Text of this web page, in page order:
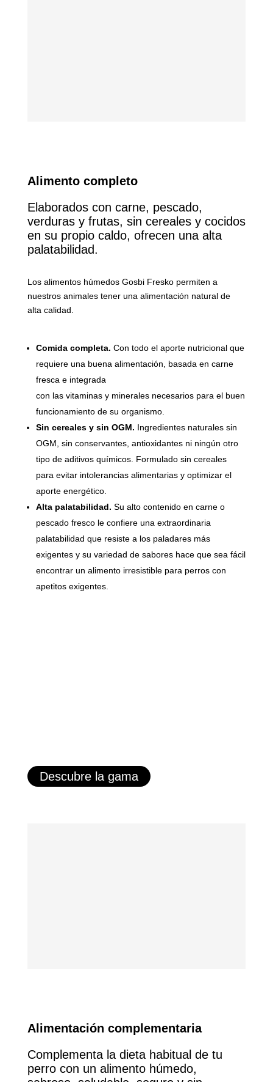
Alimento completo
Elaborados con carne, pescado,
verduras y frutas, sin cereales y cocidos
en su propio caldo, ofrecen una alta
palatabilidad.
Los alimentos húmedos Gosbi Fresko permiten a
nuestros animales tener una alimentación natural de
alta calidad.
Comida completa. Con todo el aporte nutricional que
requiere una buena alimentación, basada en carne
fresca e integrada
con las vitaminas y minerales necesarios para el buen
funcionamiento de su organismo.
Sin cereales y sin OGM. Ingredientes naturales sin
OGM, sin conservantes, antioxidantes ni ningún otro
tipo de aditivos químicos. Formulado sin cereales
para evitar intolerancias alimentarias y optimizar el
aporte energético.
Alta palatabilidad. Su alto contenido en carne o
pescado fresco le confiere una extraordinaria
palatabilidad que resiste a los paladares más
exigentes y su variedad de sabores hace que sea fácil
encontrar un alimento irresistible para perros con
apetitos exigentes.
Descubre la gama
Alimentación complementaria
Complementa la dieta habitual de tu
perro con un alimento húmedo,